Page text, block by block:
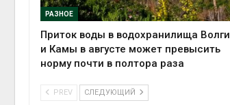
РАЗНОЕ
Приток воды в водохранилища Волги
и Камы в августе может превысить
норму почти в полтора раза
PREV СЛЕДУЮЩИЙ